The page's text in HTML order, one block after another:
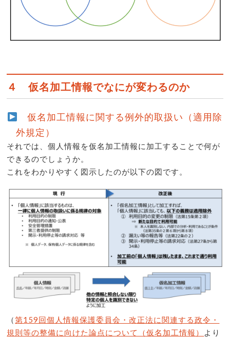
４ 仮名加工情報でなにが変わるのか
仮名加工情報に関する例外的取扱い（適用除
外規定）
それでは、個人情報を仮名加工情報に加工することで何が
できるのでしょうか。
これをわかりやすく図示したのが以下の図です。
（第159回個人情報保護委員会・改正法に関連する政令・
規則等の整備に向けた論点について（仮名加工情報） より